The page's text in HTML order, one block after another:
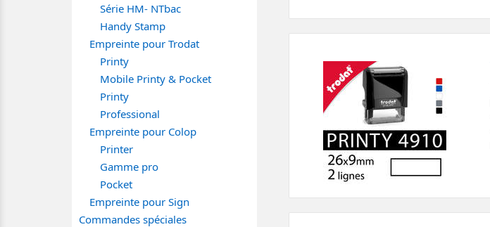
Série HM- NTbac
Handy Stamp
Empreinte pour Trodat
Printy
Mobile Printy & Pocket
Printy
Professional
Empreinte pour Colop
Printer
Gamme pro
Pocket
Empreinte pour Sign
Commandes spéciales